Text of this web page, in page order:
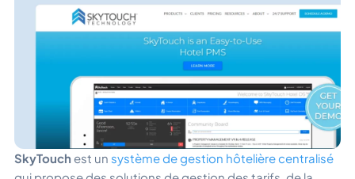
SkyTouch est un système de gestion hôtelière centralisé